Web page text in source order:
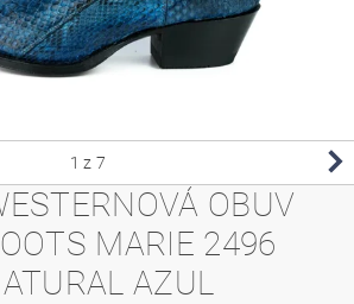
1 z 7
OBUV
MARIE 2496
AZUL